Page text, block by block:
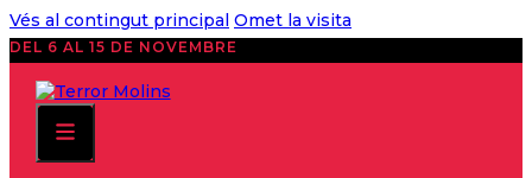
Vés al contingut principal Omet la visita
DEL 6 AL 15 DE NOVEMBRE